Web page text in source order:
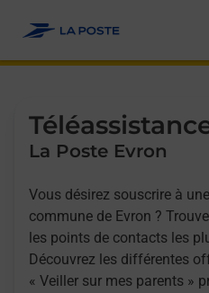
La Poste Evron
Vous désirez souscrire à
commune de Evron ?
les points de contacts les
Découvrez les différentes
« Veiller sur mes parents »